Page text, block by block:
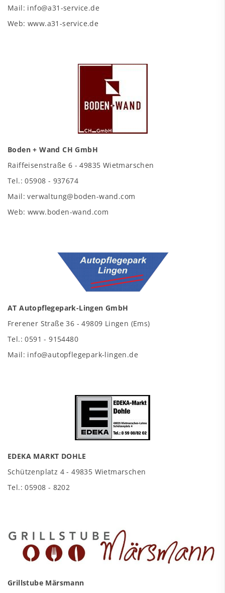
Mail: info@a31-service.de
Web: www.a31-service.de
Boden + Wand CH GmbH
Raiffeisenstraße 6 - 49835 Wietmarschen
Tel.: 05908 - 937674
Mail: verwaltung@boden-wand.com
Web: www.boden-wand.com
AT Autopflegepark-Lingen GmbH
Frerener Straße 36 - 49809 Lingen (Ems)
Tel.: 0591 - 9154480
Mail: info@autopflegepark-lingen.de
EDEKA MARKT DOHLE
Schützenplatz 4 - 49835 Wietmarschen
Tel.: 05908 - 8202
Grillstube Märsmann